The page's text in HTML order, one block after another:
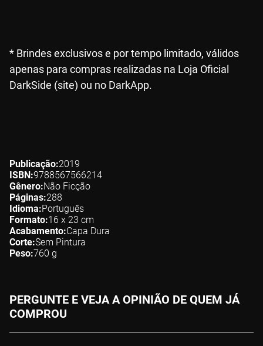
* Brindes exclusivos e por tempo limitado, válidos
apenas para compras realizadas na Loja Oficial
DarkSide (site) ou no DarkApp.
Publicação 2019
ISBN 9788567566214
Gênero Não Ficção
Páginas 288
Idioma Português
Formato 16 x 23 cm
Acabamento Capa Dura
Corte Sem Pintura
Peso 760 g
PERGUNTE E VEJA A OPINIÃO DE QUEM JÁ
COMPROU